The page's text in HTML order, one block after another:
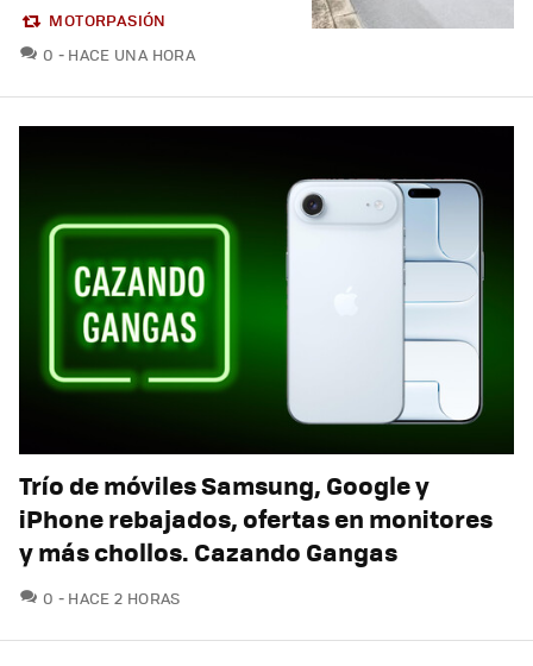
MOTORPASIÓN
0 COMENTARIOS
HACE UNA HORA
Trío de móviles Samsung, Google y
iPhone rebajados, ofertas en monitores
y más chollos. Cazando Gangas
0 COMENTARIOS
HACE 2 HORAS